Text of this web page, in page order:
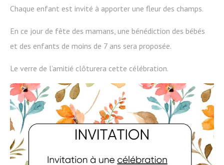
Chaque enfant est invité à apporter une fleur des champs.
En ce jour de fête des mamans, une bénédiction des bébés
et des enfants de moins de 7 ans sera proposée.
Le verre de l’amitié clôturera cette célébration.